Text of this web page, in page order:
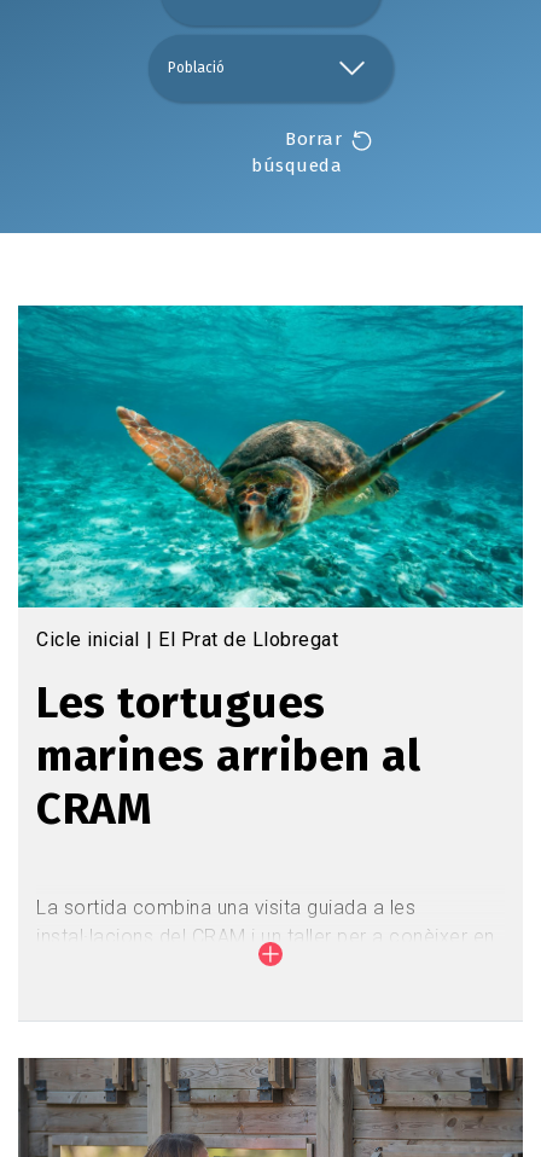
Borrar
búsqueda
Cicle inicial El Prat de Llobregat
Les tortugues
marines arriben al
CRAM
La sortida combina una visita guiada a les
instal·lacions del CRAM i un taller per a conèixer en
primera persona el món de les tortugues marines.
marines, què mengen, què els passa a les tortugues
que arriben al CRAM, i què podem fer per ajudar-les.
L'objectiu de l'activitat és sensibilitzar-se sobre la
necessitat de conservar el medi marí, així com
reconèixer les tortugues marines com a exemples